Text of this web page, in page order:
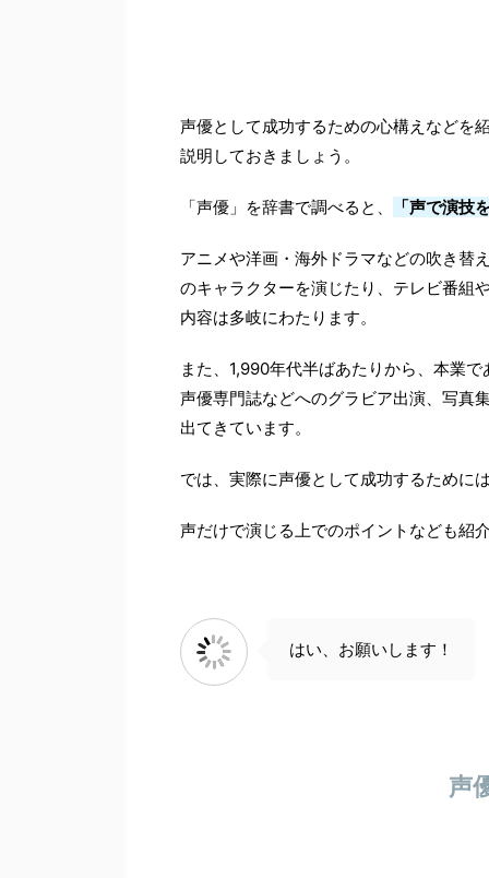
声優として成功するための心構えなどを
説明しておきましょう。
「声優」を辞書で調べると、 「声で演技
アニメや洋画・海外ドラマなどの吹き替
のキャラクターを演じたり、テレビ番組
内容は多岐にわたります。
また、1,990年代半ばあたりから、本業
声優専門誌などへのグラビア出演、写真
出てきています。
では、実際に声優として成功するために
声だけで演じる上でのポイントなども紹
はい、お願いします！
声